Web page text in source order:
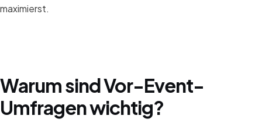
maximierst.
Warum sind Vor-Event-
Umfragen wichtig?